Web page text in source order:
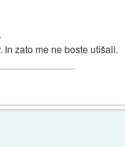
In zato me ne boste utišali.